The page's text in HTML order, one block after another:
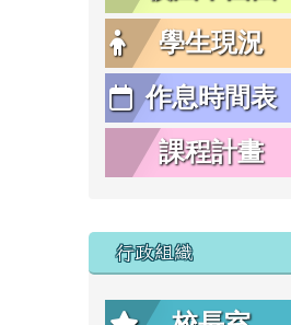
學生現況
作息時間表
課程計畫
行政組織